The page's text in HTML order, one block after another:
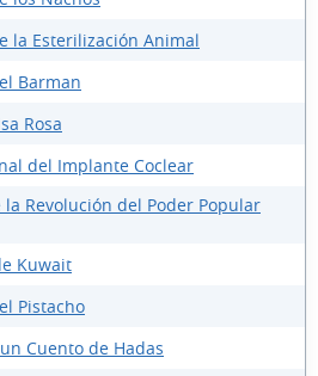
la Esterilización Animal
Barman
Rosa
del Implante Coclear
Revolución del Poder Popular
Kuwait
Pistacho
Cuento de Hadas